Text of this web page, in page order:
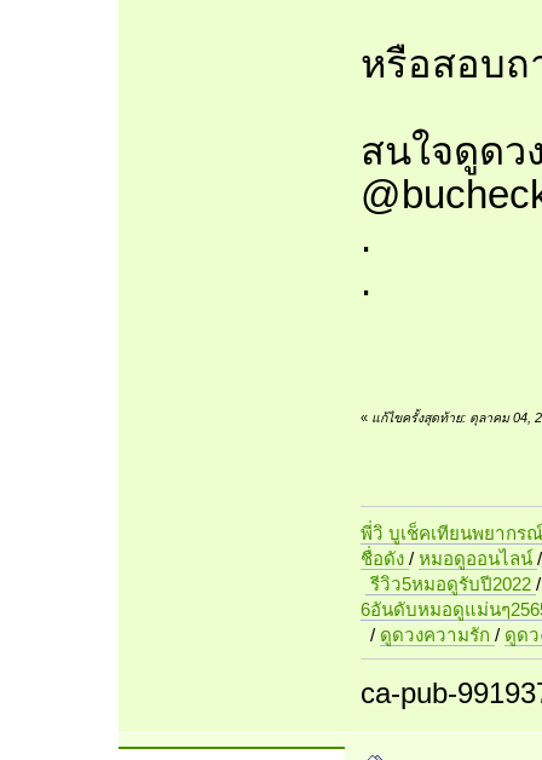
หรือสอบถ
สนใจดูดว
.
.
« แก้ไขครั้งสุดท้าย: ตุลาคม 04,
พี่วิ บูเช็คเทียนพยากร
ชื่อดัง / หมอดูออนไลน์
รีวิว5หมอดูรับปี2022
6อันดับหมอดูแม่นๆ
/ ดูดวงความรัก / ดูด
ca-pub-